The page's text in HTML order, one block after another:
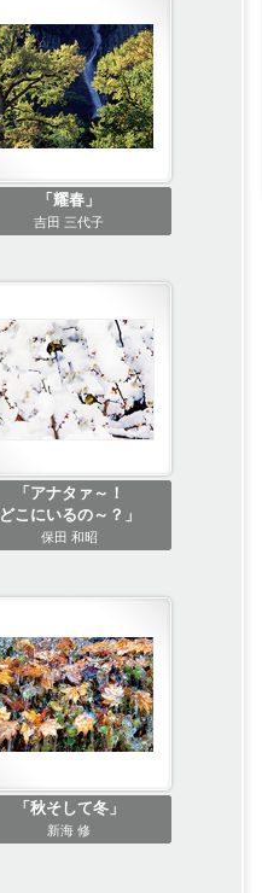
「耀春」
吉田 三代子
「アナタァ～！
どこにいるの～？」
保田 和昭
「秋そして冬」
新海 修